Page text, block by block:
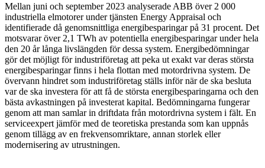
Mellan juni och september 2023 analyserade ABB över 2 000
industriella elmotorer under tjänsten Energy Appraisal och
identifierade då genomsnittliga energibesparingar på 31 procent. Det
motsvarar över 2,1 TWh av potentiella energibesparingar under hela
den 20 år långa livslängden för dessa system. Energibedömningar
gör det möjligt för industriföretag att peka ut exakt var deras största
energibesparingar finns i hela flottan med motordrivna system. De
övervann hindret som industri­företag ställs inför när de ska besluta
var de ska investera för att få de största energibesparingarna och den
bästa avkastningen på investerat kapital. Bedömningarna fungerar
genom att man samlar in driftdata från motordrivna system i fält. En
serviceexpert jämför med de teoretiska prestanda som kan uppnås
genom tillägg av en frekvensomriktare, annan storlek eller
modernisering av utrustningen.